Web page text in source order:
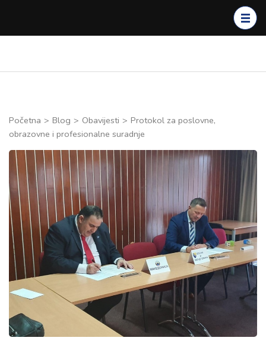
Enter)
Početna > Blog > Obavijesti > Protokol za poslovne,
obrazovne i profesionalne suradnje